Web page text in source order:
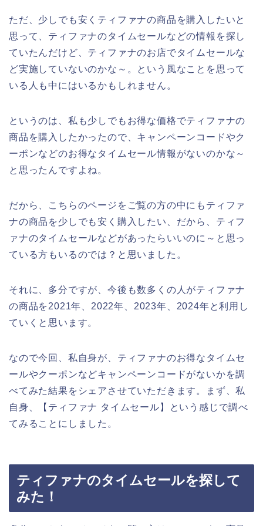
ただ、少しでも安くティファナの商品を購入したいと
思って、ティファナのタイムセールなどの情報を探し
ていたんだけど、ティファナのお店でタイムセールな
ど実施していないのかな～。という風なことを思って
いる人も中にはいるかもしれません。
というのは、私も少しでもお得な価格でティファナの
商品を購入したかったので、キャンペーンコードやク
ーポンなどのお得なタイムセール情報がないのかな～
と思ったんですよね。
だから、こちらのページをご覧の方の中にもティファ
ナの商品を少しでも安く購入したい、だから、ティフ
ァナのタイムセールなどがあったらいいのに～と思っ
ている方もいるのでは？と思いました。
それに、多分ですが、今後も数多くの人がティファナ
の商品を2021年、2022年、2023年、2024年と利用し
ていくと思います。
なので今回、私自身が、ティファナのお得なタイムセ
ールやクーポンなどキャンペーンコードがないかを調
べてみた結果をシェアさせていただきます。まず、私
自身、【ティファナ タイムセール】という感じで調べ
てみることにしました。
ティファナのタイムセールを探して
みた！